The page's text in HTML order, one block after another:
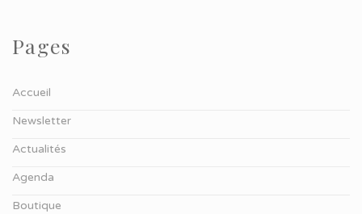
Pages
Accueil
Newsletter
Actualités
Agenda
Boutique